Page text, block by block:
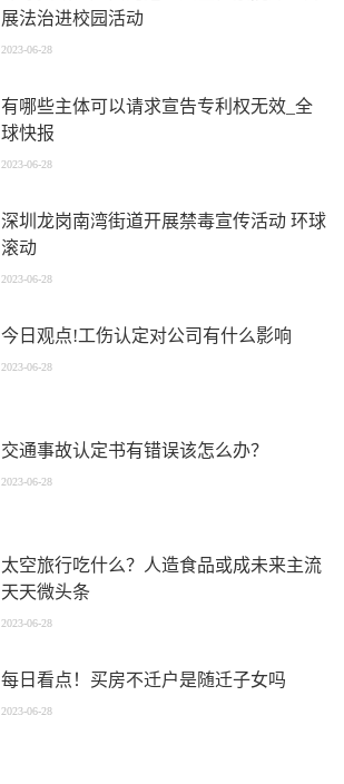
展法治进校园活动
2023-06-28
有哪些主体可以请求宣告专利权无效_全
球快报
2023-06-28
深圳龙岗南湾街道开展禁毒宣传活动 环球
滚动
2023-06-28
今日观点!工伤认定对公司有什么影响
2023-06-28
交通事故认定书有错误该怎么办？
2023-06-28
太空旅行吃什么？人造食品或成未来主流
天天微头条
2023-06-28
每日看点！买房不迁户是随迁子女吗
2023-06-28